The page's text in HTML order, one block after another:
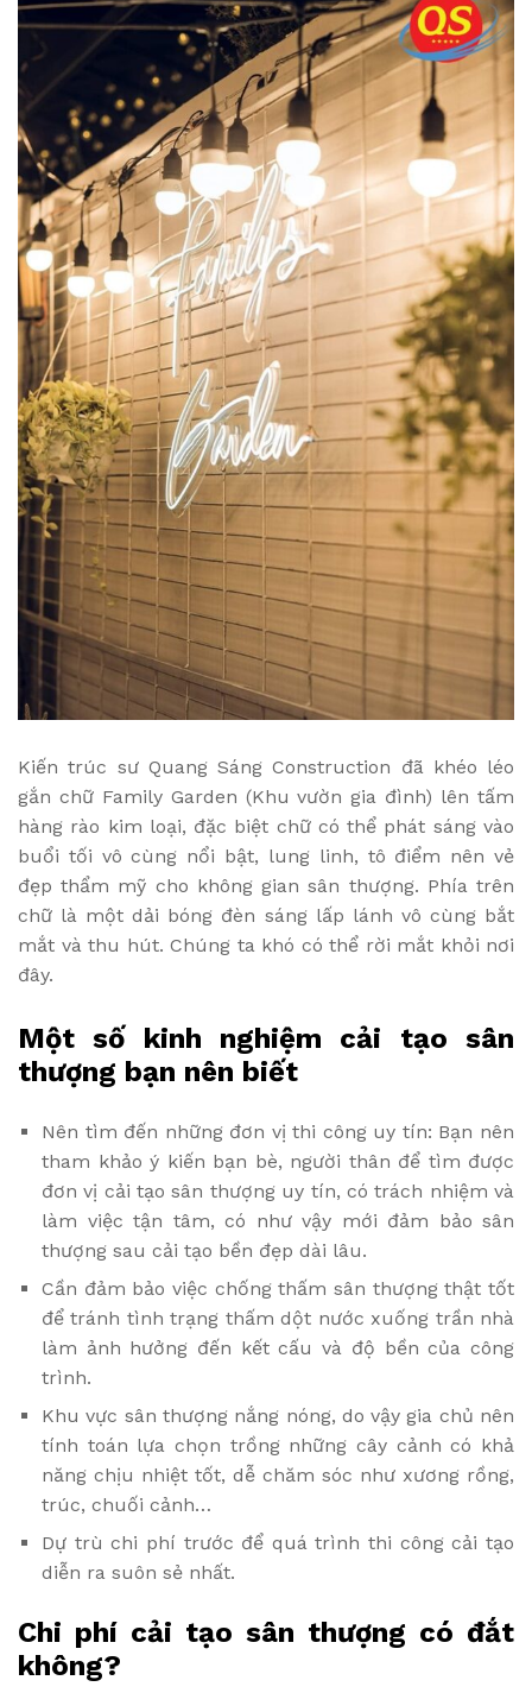
Kiến trúc sư Quang Sáng Construction đã khéo léo
gắn chữ Family Garden (Khu vườn gia đình) lên tấm
hàng rào kim loại, đặc biệt chữ có thể phát sáng vào
buổi tối vô cùng nổi bật, lung linh, tô điểm nên vẻ
đẹp thẩm mỹ cho không gian sân thượng. Phía trên
chữ là một dải bóng đèn sáng lấp lánh vô cùng bắt
mắt và thu hút. Chúng ta khó có thể rời mắt khỏi nơi
đây.
Một số kinh nghiệm cải tạo sân
thượng bạn nên biết
Nên tìm đến những đơn vị thi công uy tín: Bạn nên
tham khảo ý kiến bạn bè, người thân để tìm được
đơn vị cải tạo sân thượng uy tín, có trách nhiệm và
làm việc tận tâm, có như vậy mới đảm bảo sân
thượng sau cải tạo bền đẹp dài lâu.
Cần đảm bảo việc chống thấm sân thượng thật tốt
để tránh tình trạng thấm dột nước xuống trần nhà
làm ảnh hưởng đến kết cấu và độ bền của công
trình.
Khu vực sân thượng nắng nóng, do vậy gia chủ nên
tính toán lựa chọn trồng những cây cảnh có khả
năng chịu nhiệt tốt, dễ chăm sóc như xương rồng,
trúc, chuối cảnh…
Dự trù chi phí trước để quá trình thi công cải tạo
diễn ra suôn sẻ nhất.
Chi phí cải tạo sân thượng có đắt
không?